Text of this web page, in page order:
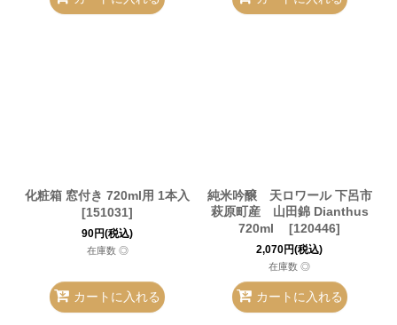
化粧箱 窓付き 720ml用 1本入
[151031]
90円(税込)
在庫数 ◎
カートに入れる
純米吟醸 天ロワール 下呂市
萩原町産 山田錦 Dianthus
720ml
[120446]
2,070円(税込)
在庫数 ◎
カートに入れる